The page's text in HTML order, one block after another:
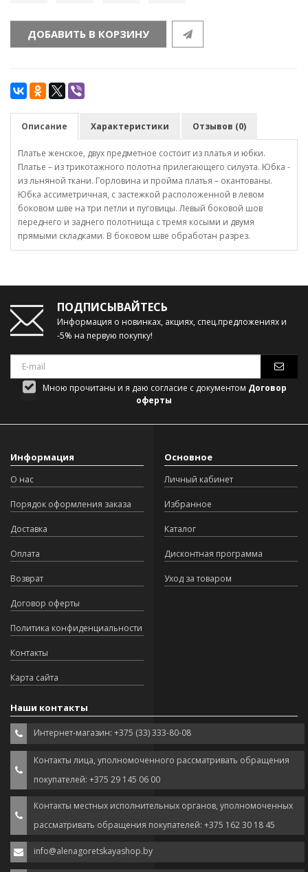
ДОБАВИТЬ В КОРЗИНУ
Описание Характеристики Отзывов (0)
Платье женское, двух предметное состоит из платья и юбки.
Платье – из трикотажного полотна прилегающего силуэта. Юбка -
из льняной ткани. Горловина и пройма платья – окантованы.
Юбка ассиметричная, с застежкой расположенной в левом
боковом шве на три петли и пуговицы. Левый боковой шов
переднего и заднего полотнища с тремя косыми и двумя
прямыми складками. В боковом шве обработан разрез.
ПОДПИСЫВАЙТЕСЬ
Информация о новинках, акциях, спец.предложениях и
-5% на первую покупку!
Мною прочитаны и я даю согласие с документом Договор
оферты
Информация
О нас
Порядок оформления заказа
Доставка
Оплата
Возврат
Договор оферты
Политика конфиденциальности
Контакты
Карта сайта
Основное
Личный кабинет
Избранное
Каталог
Дисконтная программа
Уход за товаром
Наши контакты
Интернет-магазин: +375 (33) 333-80-08
Контакты лица, уполномоченного рассматривать обращения
покупателей: +375 29 145 06 00
Контакты местных исполнительных органов, уполномоченных
рассматривать обращения покупателей: +375 162 30 18 45
info@alenagoretskayashop.by